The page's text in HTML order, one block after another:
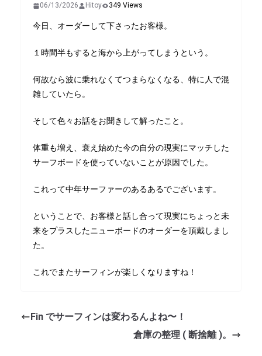
06/13/2026 Hitoy 349 Views
今日、オーダーして下さったお客様。
１時間半もすると海から上がってしまうという。
何故なら波に乗れなくてつまらなくなる、特に人で混
雑していたら。
そして色々お話をお聞きして解ったこと。
体重も増え、衰え始めた今の自分の現実にマッチした
サーフボードを使っていないことが原因でした。
これって中年サーファーのあるあるでございます。
ということで、お客様と話し合って現実にちょっと未
来をプラスしたニューボードのオーダーを頂戴しまし
た。
これでまたサーフィンが楽しくなりますね！
Fin でサーフィンは変わるんよね〜！
倉庫の整理 ( 断捨離 )。